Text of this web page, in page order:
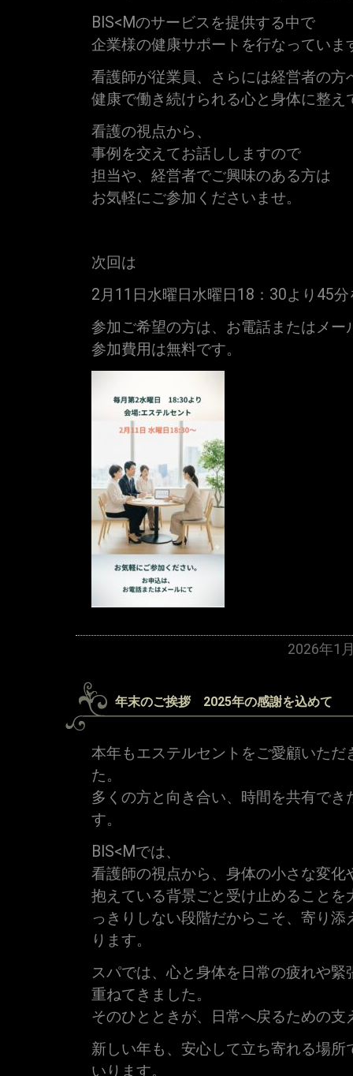
BIS<Mのサービスを提供する中で
企業様の健康サポートを行なっていま
看護師が従業員、さらには経営者の方
健康で働き続けられる心と身体に整え
看護の視点から、
事例を交えてお話ししますので
担当や、経営者でご興味のある方は
お気軽にご参加くださいませ。
次回は
2月11日水曜日水曜日18：30より45
参加ご希望の方は、お電話またはメ
参加費用は無料です。
2026年1
年末のご挨拶 2025年の感謝を込めて
本年もエステルセントをご愛顧いた
た。
多くの方と向き合い、時間を共有で
す。
BIS<Mでは、
看護師の視点から、身体の小さな変
抱えている背景ごと受け止めること
っきりしない段階だからこそ、寄り
ります。
スパでは、心と身体を日常の疲れや
重ねてきました。
そのひとときが、日常へ戻るための
新しい年も、安心して立ち寄れる場
いります。